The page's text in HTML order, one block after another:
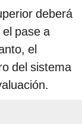
deberá
pase a
el
del sistema